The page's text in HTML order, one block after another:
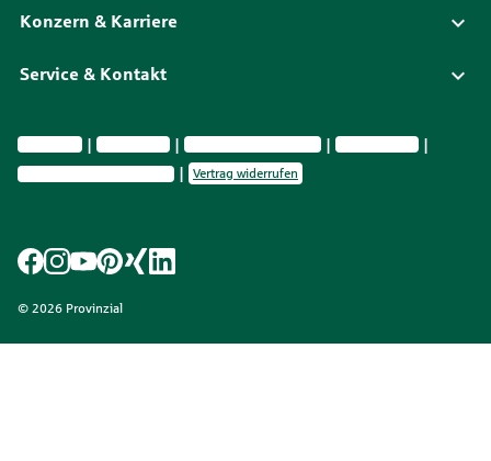
Konzern & Karriere
Service & Kontakt
Impressum Datenschutz Vermittlerinformationen
Nachhaltig­keit
Privatsphäre-Einstellungen
Vertrag widerrufen